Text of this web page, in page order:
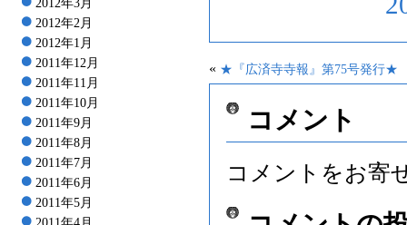
2012年3月
2012年2月
2012年1月
2011年12月
2011年11月
2011年10月
2011年9月
2011年8月
2011年7月
2011年6月
2011年5月
« ★『広済寺寺報』第75号発行★
コメント
コメントをお寄